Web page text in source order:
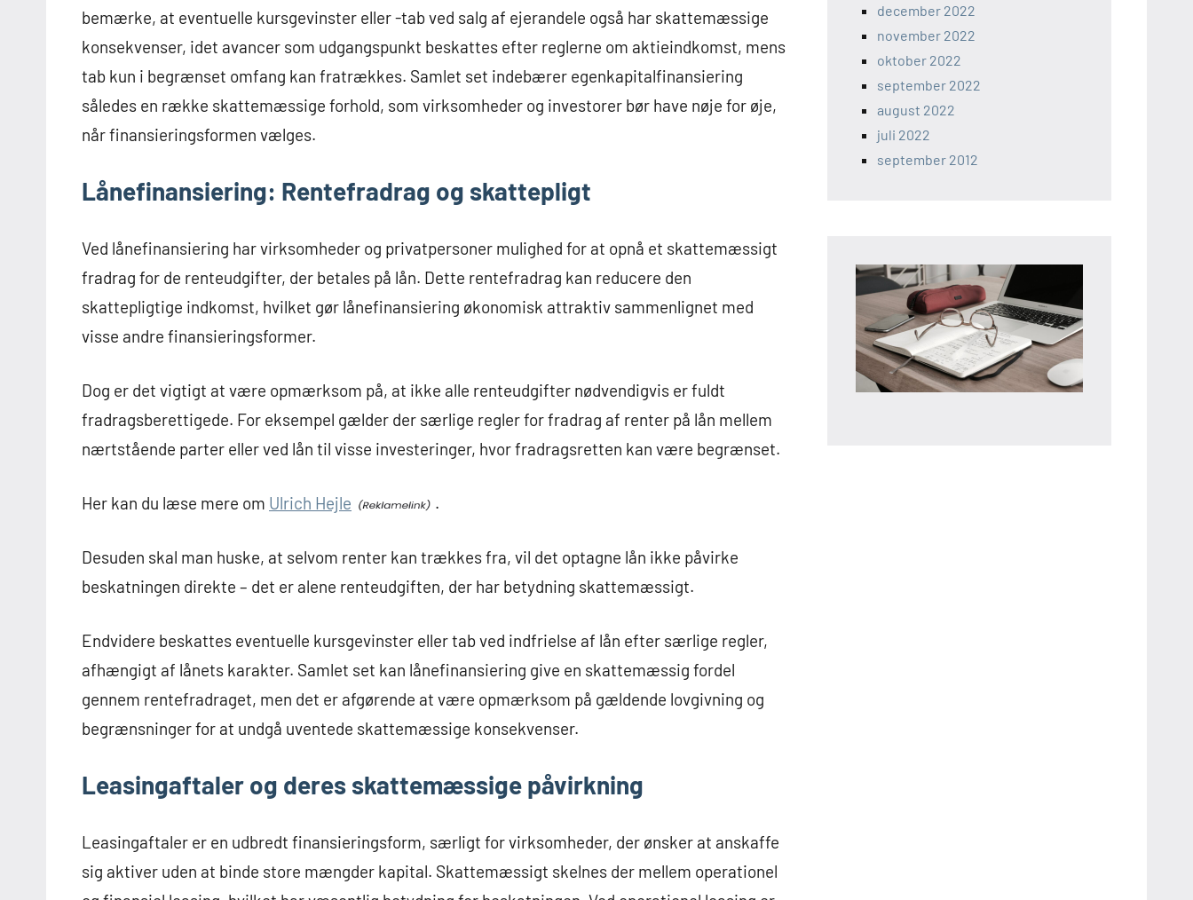
bemærke, at eventuelle kursgevinster eller -tab ved salg af ejerandele også har skattemæssige
konsekvenser, idet avancer som udgangspunkt beskattes efter reglerne om aktieindkomst, mens
tab kun i begrænset omfang kan fratrækkes. Samlet set indebærer egenkapitalfinansiering
således en række skattemæssige forhold, som virksomheder og investorer bør have nøje for øje,
når finansieringsformen vælges.
Lånefinansiering: Rentefradrag og skattepligt
Ved lånefinansiering har virksomheder og privatpersoner mulighed for at opnå et skattemæssigt
fradrag for de renteudgifter, der betales på lån. Dette rentefradrag kan reducere den
skattepligtige indkomst, hvilket gør lånefinansiering økonomisk attraktiv sammenlignet med
visse andre finansieringsformer.
Dog er det vigtigt at være opmærksom på, at ikke alle renteudgifter nødvendigvis er fuldt
fradragsberettigede. For eksempel gælder der særlige regler for fradrag af renter på lån mellem
nærtstående parter eller ved lån til visse investeringer, hvor fradragsretten kan være begrænset.
Her kan du læse mere om Ulrich Hejle .
Desuden skal man huske, at selvom renter kan trækkes fra, vil det optagne lån ikke påvirke
beskatningen direkte – det er alene renteudgiften, der har betydning skattemæssigt.
Endvidere beskattes eventuelle kursgevinster eller tab ved indfrielse af lån efter særlige regler,
afhængigt af lånets karakter. Samlet set kan lånefinansiering give en skattemæssig fordel
gennem rentefradraget, men det er afgørende at være opmærksom på gældende lovgivning og
begrænsninger for at undgå uventede skattemæssige konsekvenser.
Leasingaftaler og deres skattemæssige påvirkning
Leasingaftaler er en udbredt finansieringsform, særligt for virksomheder, der ønsker at anskaffe
sig aktiver uden at binde store mængder kapital. Skattemæssigt skelnes der mellem operationel
december 2022
november 2022
oktober 2022
september 2022
august 2022
juli 2022
september 2012